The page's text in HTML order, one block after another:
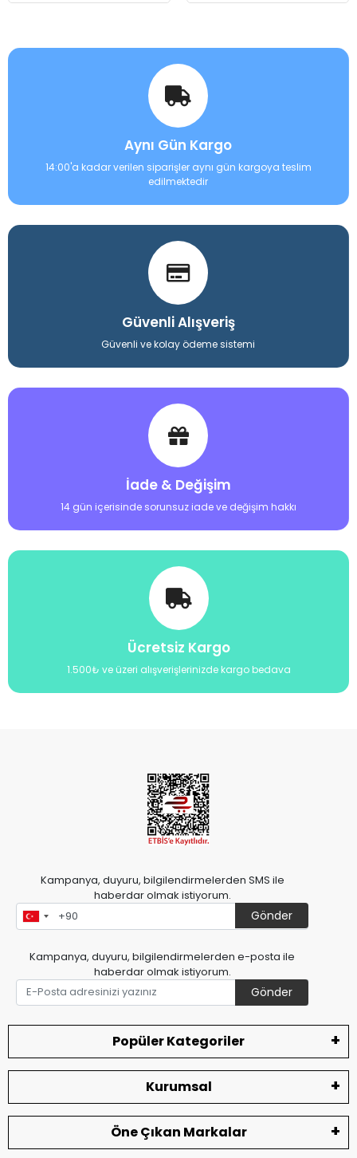
Aynı Gün Kargo
14:00'a kadar verilen siparişler aynı gün kargoya teslim
edilmektedir
Güvenli Alışveriş
Güvenli ve kolay ödeme sistemi
İade & Değişim
14 gün içerisinde sorunsuz iade ve değişim hakkı
Ücretsiz Kargo
1.500₺ ve üzeri alışverişlerinizde kargo bedava
Kampanya, duyuru, bilgilendirmelerden SMS ile
haberdar olmak istiyorum.
Gönder
Kampanya, duyuru, bilgilendirmelerden e-posta ile
haberdar olmak istiyorum.
Gönder
Popüler Kategoriler
Kurumsal
Öne Çıkan Markalar